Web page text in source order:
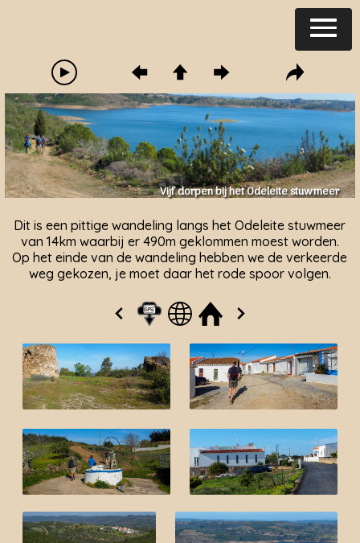
Vijf dorpen bij het Odeleite stuwmeer
Dit is een pittige wandeling langs het Odeleite stuwmeer
van 14km waarbij er 490m geklommen moest worden.
Op het einde van de wandeling hebben we de verkeerde
weg gekozen, je moet daar het rode spoor volgen.